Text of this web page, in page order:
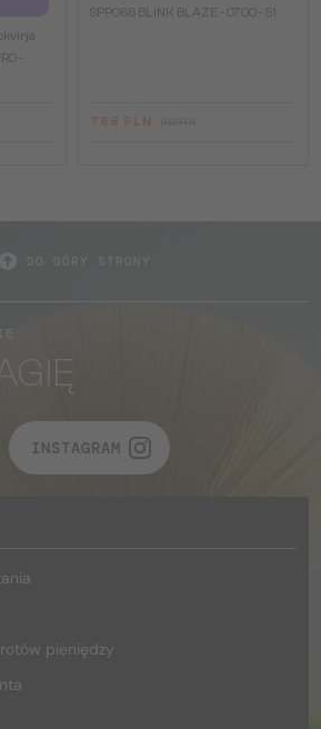
-
SPP066 BLINK BLAZE - 0700 - 51
766 PLN
INSTAGRAM
pieniędzy